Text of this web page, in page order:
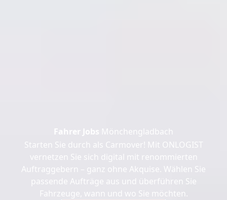
Fahrer Jobs Mönchengladbach
Starten Sie durch als Carmover! Mit ONLOGIST
vernetzen Sie sich digital mit renommierten
Auftraggebern – ganz ohne Akquise. Wählen Sie
passende Aufträge aus und überführen Sie
Fahrzeuge, wann und wo Sie möchten.